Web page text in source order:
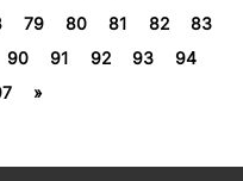
79 80 81 82
83
90 91 92 93
94
»